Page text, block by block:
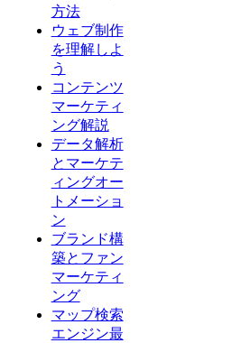
方法
ウェブ制作
を理解しよ
う
コンテンツ
マーケティ
ング解説
データ解析
とマーケテ
ィングオー
トメーショ
ン
ブランド構
築とファン
マーケティ
ング
マップ検索
エンジン最